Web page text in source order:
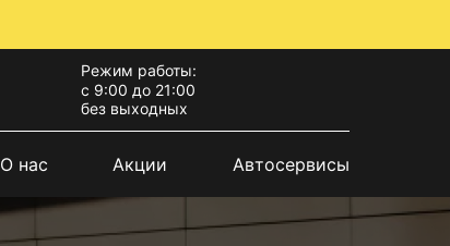
Режим работы:
с 9:00 до 21:00
без выходных
О нас Акции Автосервисы